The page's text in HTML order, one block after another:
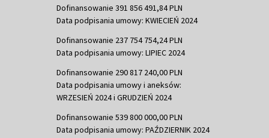
Dofinansowanie 391 856 491,84 PLN
Data podpisania umowy: KWIECIEŃ 2024
Dofinansowanie 237 754 754,24 PLN
Data podpisania umowy: LIPIEC 2024
Dofinansowanie 290 817 240,00 PLN
Data podpisania umowy i aneksów:
WRZESIEŃ 2024 i GRUDZIEŃ 2024
Dofinansowanie 539 800 000,00 PLN
Data podpisania umowy: PAŹDZIERNIK 2024